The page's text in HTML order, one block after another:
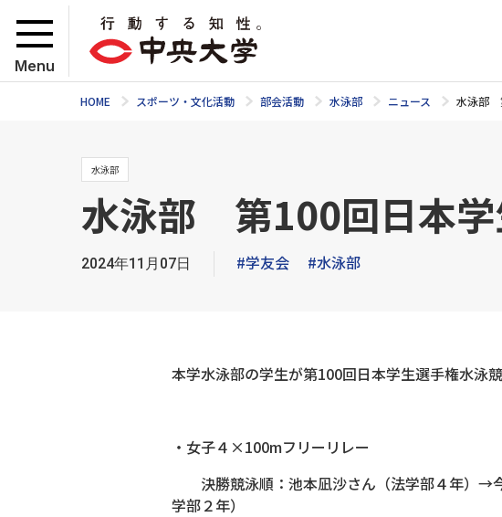
Menu
HOME スポーツ・文化活動 部会活動 水泳部 ニュース 水泳部
水泳部
水泳部 第100回日本学
2024年11月07日 #学友会 #水泳部
本学水泳部の学生が第100回日本学生選手権水泳
・女子４×100mフリーリレー
決勝競泳順：池本凪沙さん（法学部４年）→
学部２年）